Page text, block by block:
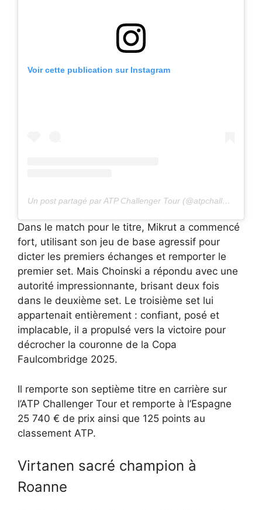
Voir cette publication sur Instagram
Un post partagé par ATP Challenger Tour (@atpchallengertour)
Dans le match pour le titre, Mikrut a commencé
fort, utilisant son jeu de base agressif pour
dicter les premiers échanges et remporter le
premier set. Mais Choinski a répondu avec une
autorité impressionnante, brisant deux fois
dans le deuxième set. Le troisième set lui
appartenait entièrement : confiant, posé et
implacable, il a propulsé vers la victoire pour
décrocher la couronne de la Copa
Faulcombridge 2025.
Il remporte son septième titre en carrière sur
l’ATP Challenger Tour et remporte à l’Espagne
25 740 € de prix ainsi que 125 points au
classement ATP.
Virtanen sacré champion à
Roanne